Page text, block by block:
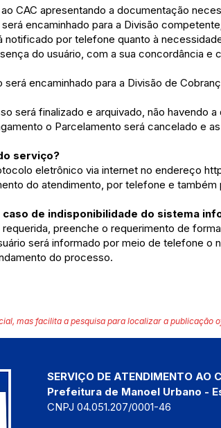
CAC apresentando a documentação
encaminhado para a Divisão
por telefone quanto à
do usuário, com a sua concordância
encaminhado para a Divisão de
será finalizado e arquivado, não havendo
o Parcelamento será cancelado e
serviço?
eletrônico via internet no endereço
do atendimento, por telefone e também
de indisponibilidade do sistema
preenche o requerimento de
será informado por meio de telefone o
do processo.
mas facilita a pesquisa para localizar a publicação
SERVIÇO DE ATENDIMENTO AO
Prefeitura de Manoel Urbano -
CNPJ 04.051.207/0001-46